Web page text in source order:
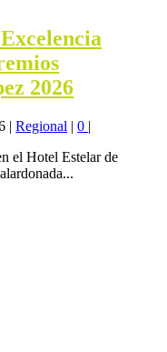
2026
|Regional |0 |
el Hotel Estelar de